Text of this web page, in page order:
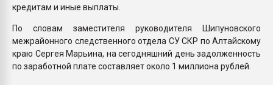
кредитам и иные выплаты.
По словам заместителя руководителя Шипуновского
межрайонного следственного отдела СУ СКР по Алтайскому
краю Сергея Марьина, на сегодняшний день задолженность
по заработной плате составляет около 1 миллиона рублей.